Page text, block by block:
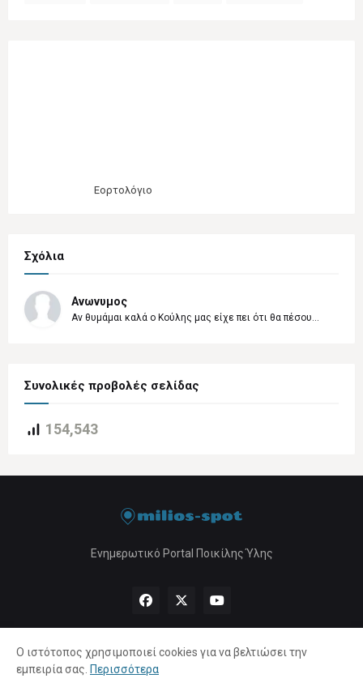
Εορτολόγιο
Σχόλια
Ανωνυμος
Αν θυμάμαι καλά ο Κούλης μας είχε πει ότι θα πέσου...
Συνολικές προβολές σελίδας
154,543
Ενημερωτικό Portal Ποικίλης Ύλης
Αρχική About Us Πολιτική Απορρήτου
Ο ιστότοπος χρησιμοποιεί cookies για να βελτιώσει την
εμπειρία σας. Περισσότερα